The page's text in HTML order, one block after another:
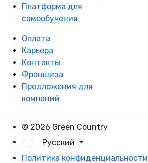
Платформа для
самообучения
Оплата
Карьера
Контакты
Франшиза
Предложения для
компаний
© 2026 Green Country
Русский
Политика конфиденциальности